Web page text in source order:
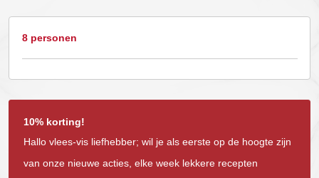
8 personen
10% korting!
Hallo vlees-vis liefhebber; wil je als eerste op de hoogte zijn
van onze nieuwe acties, elke week lekkere recepten